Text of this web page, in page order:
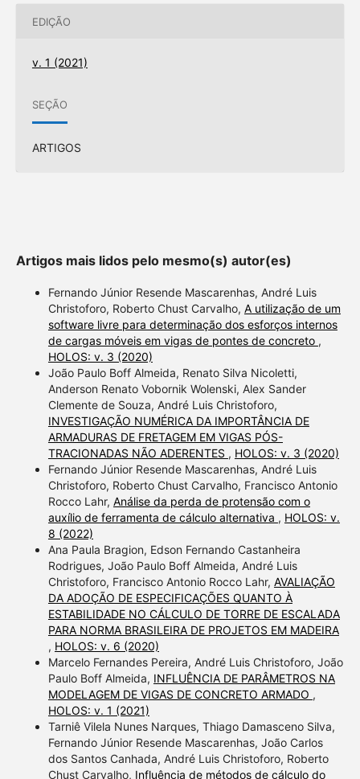
EDIÇÃO
v. 1 (2021)
SEÇÃO
ARTIGOS
Artigos mais lidos pelo mesmo(s) autor(es)
Fernando Júnior Resende Mascarenhas, André Luis
Christoforo, Roberto Chust Carvalho, A utilização de um
software livre para determinação dos esforços internos
de cargas móveis em vigas de pontes de concreto ,
HOLOS: v. 3 (2020)
João Paulo Boff Almeida, Renato Silva Nicoletti,
Anderson Renato Vobornik Wolenski, Alex Sander
Clemente de Souza, André Luis Christoforo,
INVESTIGAÇÃO NUMÉRICA DA IMPORTÂNCIA DE
ARMADURAS DE FRETAGEM EM VIGAS PÓS-
TRACIONADAS NÃO ADERENTES , HOLOS: v. 3 (2020)
Fernando Júnior Resende Mascarenhas, André Luis
Christoforo, Roberto Chust Carvalho, Francisco Antonio
Rocco Lahr, Análise da perda de protensão com o
auxílio de ferramenta de cálculo alternativa , HOLOS: v.
8 (2022)
Ana Paula Bragion, Edson Fernando Castanheira
Rodrigues, João Paulo Boff Almeida, André Luis
Christoforo, Francisco Antonio Rocco Lahr, AVALIAÇÃO
DA ADOÇÃO DE ESPECIFICAÇÕES QUANTO À
ESTABILIDADE NO CÁLCULO DE TORRE DE ESCALADA
PARA NORMA BRASILEIRA DE PROJETOS EM MADEIRA
, HOLOS: v. 6 (2020)
Marcelo Fernandes Pereira, André Luis Christoforo, João
Paulo Boff Almeida, INFLUÊNCIA DE PARÂMETROS NA
MODELAGEM DE VIGAS DE CONCRETO ARMADO ,
HOLOS: v. 1 (2021)
Tarniê Vilela Nunes Narques, Thiago Damasceno Silva,
Fernando Júnior Resende Mascarenhas, João Carlos
dos Santos Canhada, André Luis Christoforo, Roberto
Chust Carvalho, Influência de métodos de cálculo do